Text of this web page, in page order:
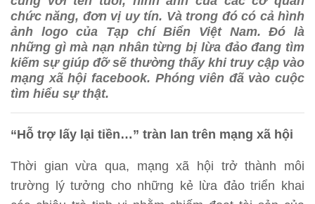
chức năng, đơn vị uy tín. Và trong đó có cả hình
ảnh logo của Tạp chí Biển Việt Nam. Đó là
những gì mà nạn nhân từng bị lừa đảo đang tìm
kiếm sự giúp đỡ sẽ thường thấy khi truy cập vào
mạng xã hội facebook. Phóng viên đã vào cuộc
tìm hiểu sự thật.
“Hỗ trợ lấy lại tiền…” tràn lan trên mạng xã hội
Thời gian vừa qua, mạng xã hội trở thành môi
trường lý tưởng cho những kẻ lừa đảo triển khai